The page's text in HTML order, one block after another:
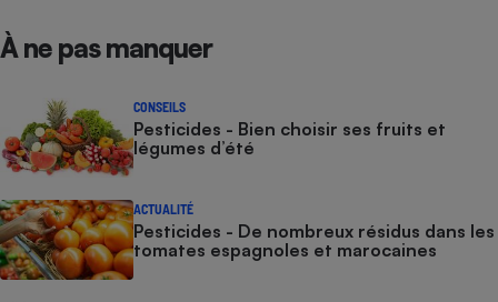
À ne pas manquer
CONSEILS
Pesticides - Bien choisir ses fruits et
légumes d’été
ACTUALITÉ
Pesticides - De nombreux résidus dans les
tomates espagnoles et marocaines